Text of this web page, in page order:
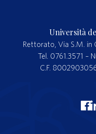
Università
Rettorato, Via S.M. in
Tel. 0761.3571 –
C.F.